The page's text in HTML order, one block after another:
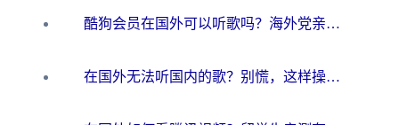
酷狗会员在国外可以听歌吗？海外党亲测有效：3步解决音乐权限难题
在国外无法听国内的歌？别慌，这样操作就能畅听QQ音乐（附亲测加速器推荐）